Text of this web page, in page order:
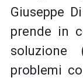
Giuseppe
prende in
soluzione
problemi